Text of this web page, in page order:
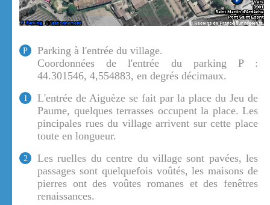
P
Parking à l'entrée du village.
Coordonnées de l'entrée du parking P :
44.301546, 4,554883, en degrés décimaux.
1
L'entrée de Aiguèze se fait par la place du Jeu de
Paume, quelques terrasses occupent la place. Les
pincipales rues du village arrivent sur cette place
toute en longueur.
2
Les ruelles du centre du village sont pavées, les
passages sont quelquefois voûtés, les maisons de
pierres ont des voûtes romanes et des fenêtres
renaissances.